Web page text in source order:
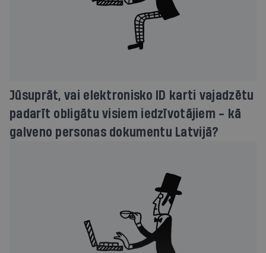
Jūsuprāt, vai elektronisko ID karti vajadzētu
padarīt obligātu visiem iedzīvotājiem - kā
galveno personas dokumentu Latvijā?